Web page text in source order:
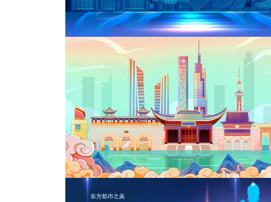
苏州拙政园插画海报
徐州